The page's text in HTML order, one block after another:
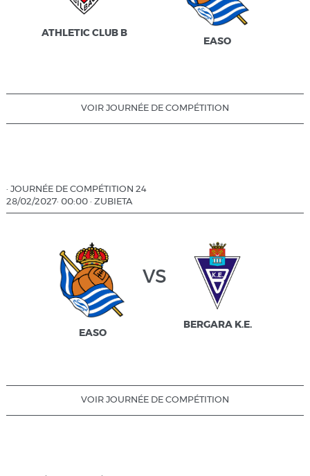
ATHLETIC CLUB B
EASO
VOIR JOURNÉE DE COMPÉTITION
· JOURNÉE DE COMPÉTITION 24
28/02/2027· 00:00 · ZUBIETA
EASO
vs
BERGARA K.E.
VOIR JOURNÉE DE COMPÉTITION